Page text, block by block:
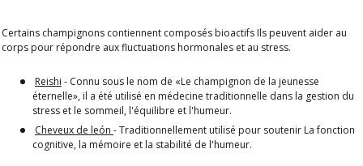
Certains champignons contiennent composés bioactifs Ils peuvent aider au
corps pour répondre aux fluctuations hormonales et au stress.
Reishi - Connu sous le nom de «Le champignon de la jeunesse
éternelle», il a été utilisé en médecine traditionnelle dans la gestion du
stress et le sommeil, l'équilibre et l'humeur.
Cheveux de león - Traditionnellement utilisé pour soutenir La fonction
cognitive, la mémoire et la stabilité de l'humeur.